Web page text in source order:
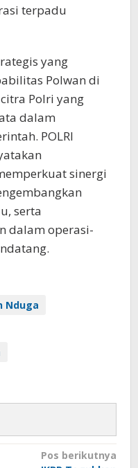
terpadu
yang
Polwan di
Polri yang
dalam
POLRI
sinergi
serta
dalam operasi-
Nduga
Pos berikutnya